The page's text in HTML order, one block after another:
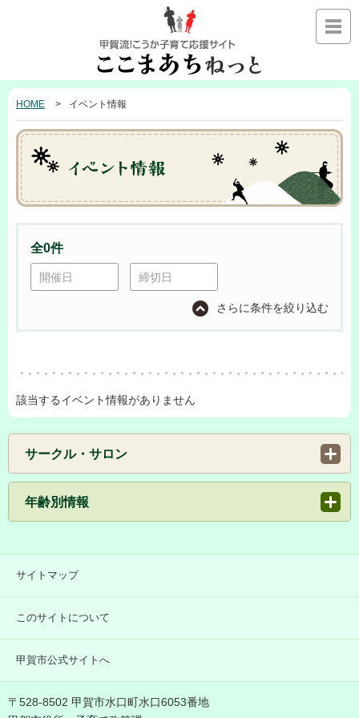
HOME イベント情報
全0件
開催日 締切日
さらに条件を絞り込む
該当するイベント情報がありません
サークル・サロン
年齢別情報
サイトマップ
このサイトについて
甲賀市公式サイトへ
〒528-8502 甲賀市水口町水口6053番地